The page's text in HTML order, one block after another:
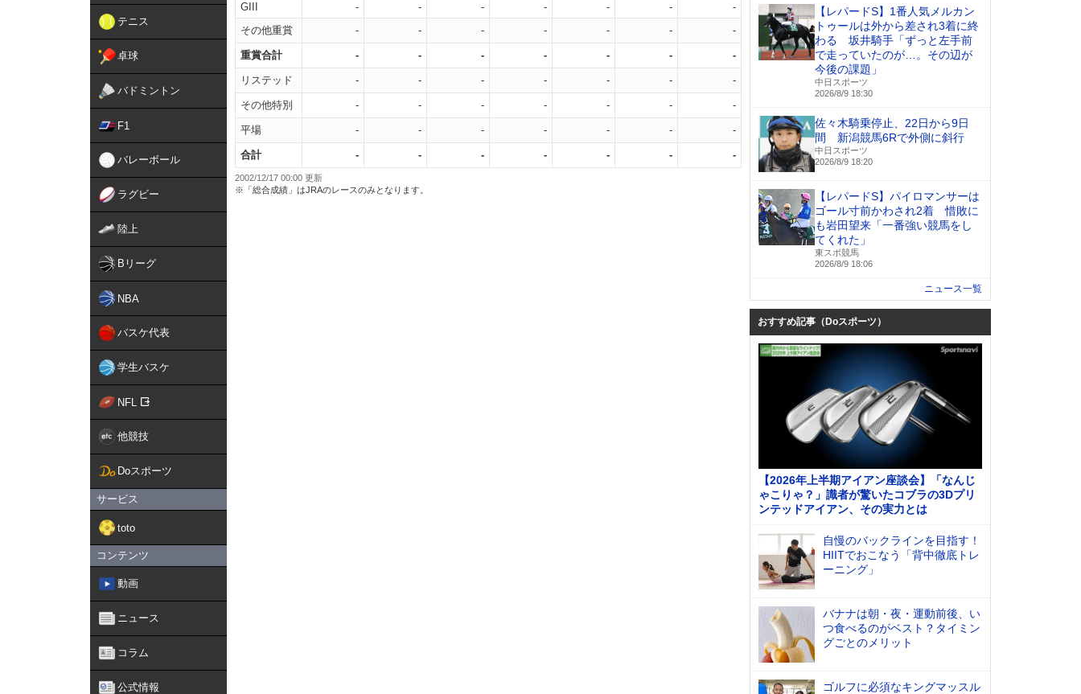
テニス
卓球
バドミントン
F1
バレーボール
ラグビー
陸上
Bリーグ
NBA
バスケ代表
学生バスケ
NFL
他競技
Doスポーツ
サービス
toto
コンテンツ
動画
ニュース
コラム
公式情報
GIII
- - - - - -
-
その他重賞
- - - - - - -
重賞合計 - - - - - - -
リステッド - - - - - - -
その他特別 - - - - - - -
平場 - - - - - - -
合計 - - - - - - -
2002/12/17 00:00 更新
※「総合成績」はJRAのレースのみとなります。
【レパードS】1番人気メルカン
トゥールは外から差され3着に終
わる 坂井騎手「ずっと左手前
で走っていたのが…。その辺が
今後の課題」
中日スポーツ
2026/8/9 18:30
佐々木騎乗停止、22日から9日
間 新潟競馬6Rで外側に斜行
中日スポーツ
2026/8/9 18:20
【レパードS】パイロマンサーは
ゴール寸前かわされ2着 惜敗に
も岩田望来「一番強い競馬をし
てくれた」
東スポ競馬
2026/8/9 18:06
ニュース一覧
おすすめ記事（Doスポーツ）
【2026年上半期アイアン座談会】「なんじ
ゃこりゃ？」識者が驚いたコブラの3Dプリ
ンテッドアイアン、その実力とは
自慢のバックラインを目指す！
HIITでおこなう「背中徹底トレ
ーニング」
バナナは朝・夜・運動前後、い
つ食べるのがベスト？タイミン
グごとのメリット
ゴルフに必須なキングマッスル